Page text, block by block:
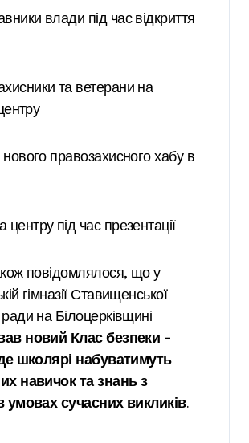
повідомлялося, що у
гімназії Ставищенської
на Білоцерківщині
новий Клас безпеки –
школярі набуватимуть
навичок та знань з
умовах сучасних викликів.